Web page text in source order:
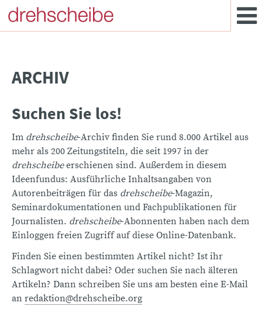
ARCHIV
Suchen Sie los!
Im drehscheibe-Archiv finden Sie rund 8.000 Artikel aus
mehr als 200 Zeitungstiteln, die seit 1997 in der
drehscheibeerschienen sind. Außerdem in diesem
Ideenfundus: Ausführliche Inhaltsangaben von
Autorenbeiträgen für das drehscheibe-Magazin,
Seminardokumentationen und Fachpublikationen für
Journalisten. drehscheibe-Abonnenten haben nach dem
Einloggen freien Zugriff auf diese Online-Datenbank.
Finden Sie einen bestimmten Artikel nicht? Ist ihr
Schlagwort nicht dabei? Oder suchen Sie nach älteren
Artikeln? Dann schreiben Sie uns am besten eine E-Mail
an redaktion@drehscheibe.org